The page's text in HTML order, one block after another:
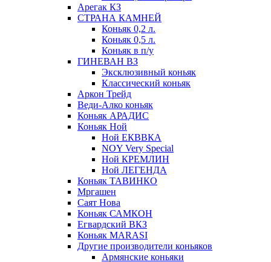
Арегак КЗ
СТРАНА КАМНЕЙ
Коньяк 0,2 л.
Коньяк 0,5 л.
Коньяк в п/у
ГИНЕВАН ВЗ
Эксклюзивный коньяк
Классический коньяк
Аркон Трейд
Веди-Алко коньяк
Коньяк АРАДИС
Коньяк Ной
Ной ЕКВВКА
NOY Very Special
Ной КРЕМЛИН
Ной ЛЕГЕНДА
Коньяк ТАВИНКО
Мргашен
Саят Нова
Коньяк САМКОН
Егвардский ВКЗ
Коньяк MARASI
Другие производители коньяков
Армянские коньяки